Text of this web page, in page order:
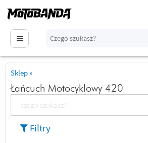
Sklep »
Łańcuch Motocyklowy 420
Filtry